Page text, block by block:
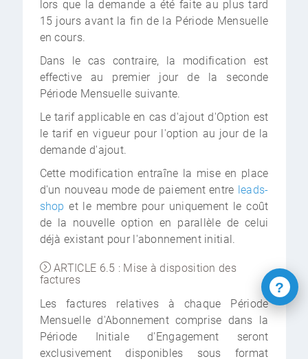
lors que la demande a été faite au plus tard
15 jours avant la fin de la Période Mensuelle
en cours.
Dans le cas contraire, la modification est
effective au premier jour de la seconde
Période Mensuelle suivante.
Le tarif applicable en cas d'ajout d'Option est
le tarif en vigueur pour l'option au jour de la
demande d'ajout.
Cette modification entraîne la mise en place
d'un nouveau mode de paiement entre leads-
shop et le membre pour uniquement le coût
de la nouvelle option en parallèle de celui
déjà existant pour l'abonnement initial.
ARTICLE 6.5 : Mise à disposition des
factures
Les factures relatives à chaque Période
Mensuelle d'Abonnement comprise dans la
Période Initiale d'Engagement seront
exclusivement disponibles sous format
?